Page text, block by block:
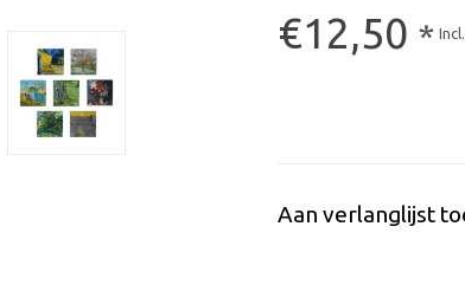
€12,50 *
Aan verlanglijst